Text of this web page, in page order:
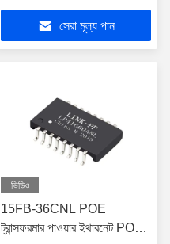
উপর শক্তি
সেরা মূল্য পান
ভিডিও
15FB-36CNL POE
ট্রান্সফরমার পাওয়ার ইথারনেট POE